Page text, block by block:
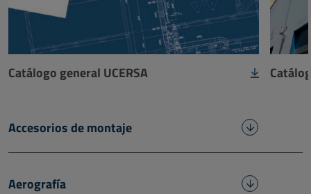
Catálogo general UCERSA
Accesorios de montaje
Aerografía